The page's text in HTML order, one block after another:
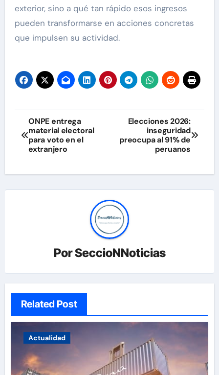
exterior, sino a qué tan rápido esos ingresos
pueden transformarse en acciones concretas
que impulsen su actividad.
Navegación
de
entradas
ONPE entrega
material electoral
para voto en el
extranjero
Elecciones 2026:
inseguridad
preocupa al 91% de
peruanos
PorSeccioNNoticias
Related Post
Actualidad